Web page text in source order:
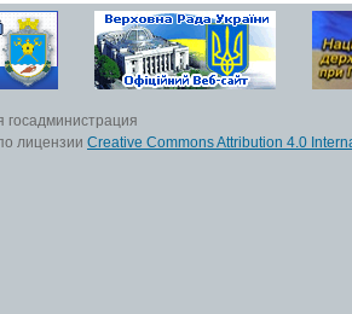
лицензии Creative Commons Attribution 4.0